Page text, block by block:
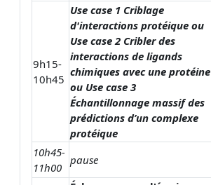
9h15-
10h45
Use case 1 Criblage
d'interactions protéique ou
Use case 2 Cribler des
interactions de ligands
chimiques avec une protéine
ou Use case 3
Échantillonnage massif des
prédictions d’un complexe
protéique
10h45-
11h00
pause